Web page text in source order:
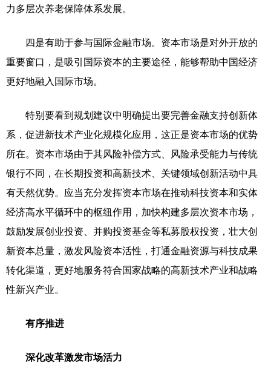
力多层次养老保障体系发展。
四是有助于参与国际金融市场。资本市场是对外开放的
重要窗口，是吸引国际资本的主要途径，能够帮助中国经济
更好地融入国际市场。
特别要看到规划建议中明确提出要完善金融支持创新体
系，促进新技术产业化规模化应用，这正是资本市场的优势
所在。资本市场由于其风险补偿方式、风险承受能力与传统
银行不同，在长期投资和高新技术、关键领域创新活动中具
有天然优势。应当充分发挥资本市场在推动科技资本和实体
经济高水平循环中的枢纽作用，加快构建多层次资本市场，
鼓励发展创业投资、并购投资基金等私募股权投资，壮大创
新资本总量，激发风险资本活性，打通金融资源与科技成果
转化渠道，更好地服务符合国家战略的高新技术产业和战略
性新兴产业。
有序推进
深化改革激发市场活力